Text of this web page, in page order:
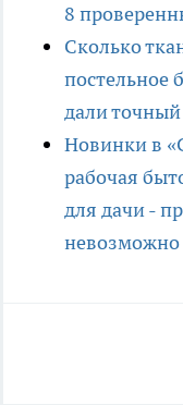
8
Сколько
постельное
дали точный
Новинки в
рабочая
для дачи -
невозможно